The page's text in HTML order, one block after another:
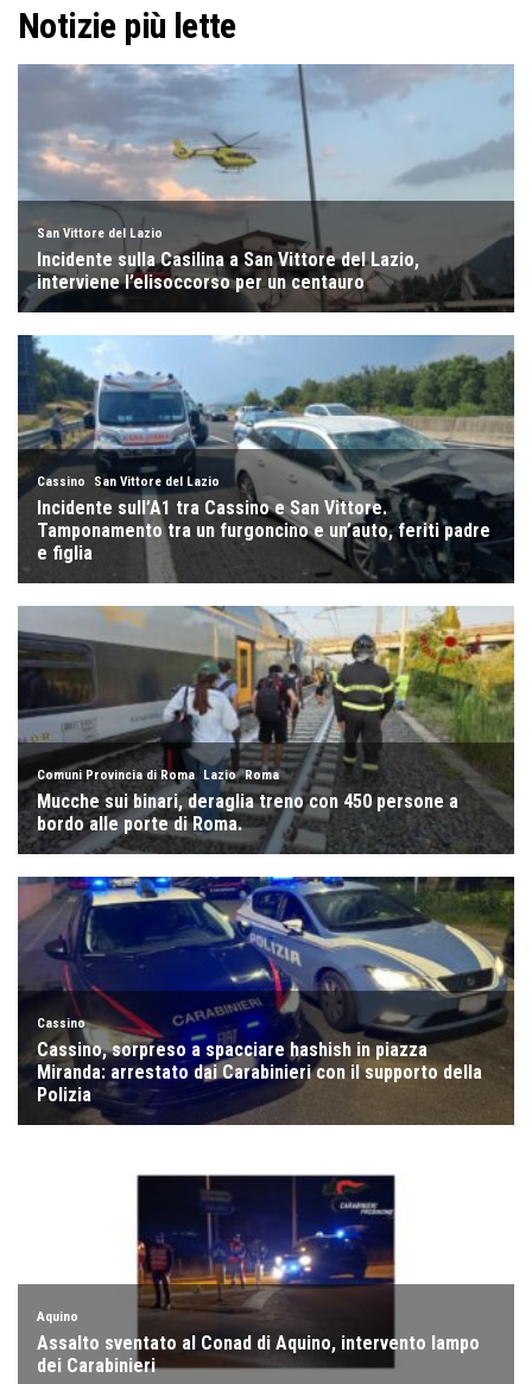
Notizie più lette